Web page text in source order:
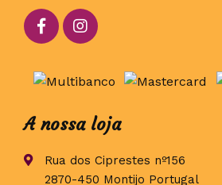
A nossa loja
Rua dos Ciprestes nº156
2870-450 Montijo Portugal